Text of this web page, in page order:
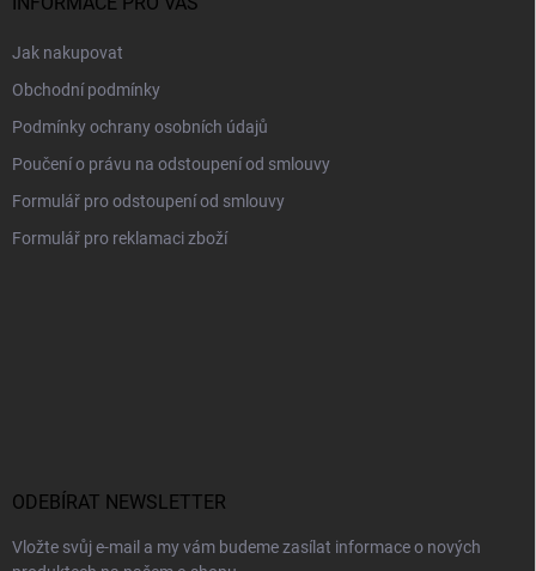
Jak nakupovat
Obchodní podmínky
Podmínky ochrany osobních údajů
Poučení o právu na odstoupení od smlouvy
Formulář pro odstoupení od smlouvy
Formulář pro reklamaci zboží
ODEBÍRAT NEWSLETTER
Vložte svůj e-mail a my vám budeme zasílat informace o nových